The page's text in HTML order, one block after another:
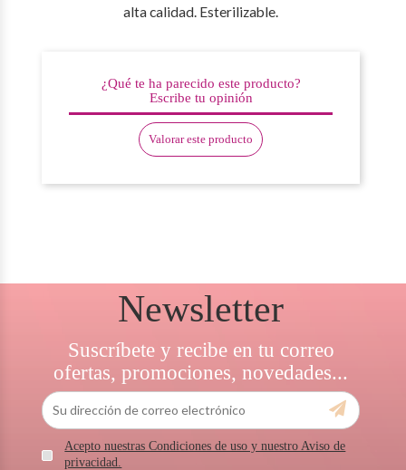
alta calidad. Esterilizable.
¿Qué te ha parecido este producto?
Escribe tu opinión
Valorar este producto
Newsletter
Suscríbete y recibe en tu correo
ofertas, promociones, novedades...
Acepto nuestras Condiciones de uso y nuestro Aviso de
privacidad.